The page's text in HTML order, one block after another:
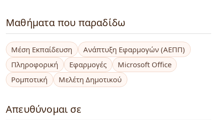
Μαθήματα που παραδίδω
Μέση Εκπαίδευση
Ανάπτυξη Εφαρμογών (ΑΕΠΠ)
Πληροφορική
Εφαρμογές
Microsoft Office
Ρομποτική
Μελέτη Δημοτικού
Απευθύνομαι σε